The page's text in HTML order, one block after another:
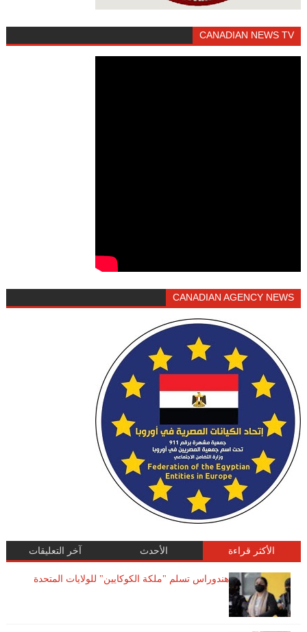
CANADIAN NEWS TV
CANADIAN AGENCY NEWS
الأكثر قراءة الأحدث آخر التعليقات
هندوراس تسلم "ملكة الكوكايين" للولايات المتحدة